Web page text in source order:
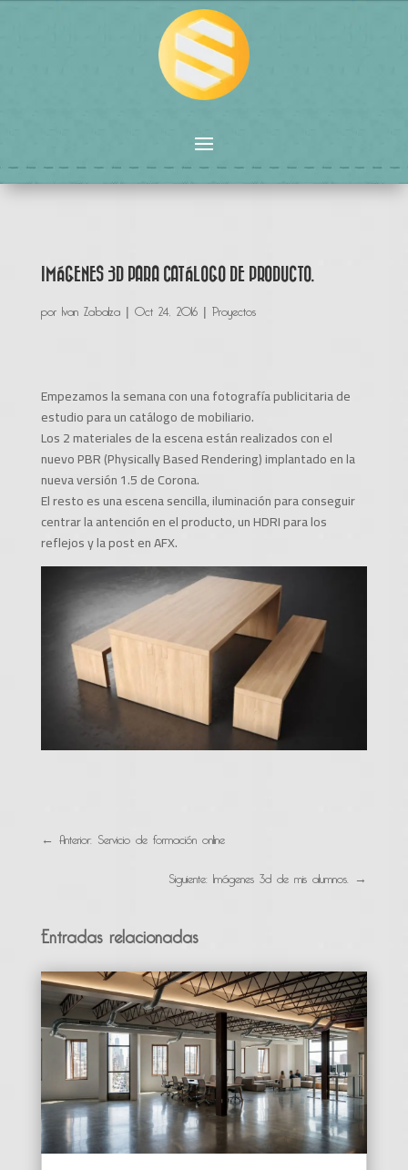
IMÁGENES 3D PARA CATÁLOGO DE PRODUCTO.
por Ivan Zabalza| Oct 24, 2016| Proyectos
Empezamos la semana con una fotografía publicitaria de
estudio para un catálogo de mobiliario.
Los 2 materiales de la escena están realizados con el
nuevo PBR (Physically Based Rendering) implantado en la
nueva versión 1.5 de Corona.
El resto es una escena sencilla, iluminación para conseguir
centrar la antención en el producto, un HDRI para los
reflejos y la post en AFX.
← Anterior: Servicio de formación online
Siguiente: Imágenes 3d de mis alumnos. →
Entradas relacionadas